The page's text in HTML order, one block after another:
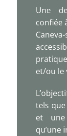
Une
confiée
et/ou le
tels
et une
qu’une